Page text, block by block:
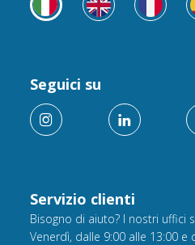
Servizio clienti
Bisogno di aiuto? I nostri uffici
Venerdì, dalle 9:00 alle 13:00 e
Seguici su